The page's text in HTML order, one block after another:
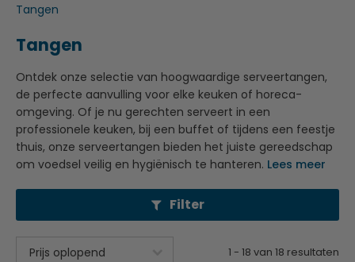
Tangen
Tangen
Ontdek onze selectie van hoogwaardige serveertangen,
de perfecte aanvulling voor elke keuken of horeca-
omgeving. Of je nu gerechten serveert in een
professionele keuken, bij een buffet of tijdens een feestje
thuis, onze serveertangen bieden het juiste gereedschap
om voedsel veilig en hygiënisch te hanteren. Lees meer
Filter
1 - 18 van 18 resultaten